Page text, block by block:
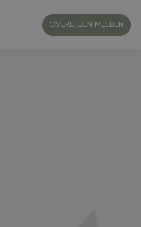
OVERLIJDEN MELDEN